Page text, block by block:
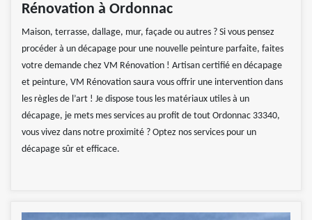
Rénovation à Ordonnac
Maison, terrasse, dallage, mur, façade ou autres ? Si vous pensez
procéder à un décapage pour une nouvelle peinture parfaite, faites
votre demande chez VM Rénovation ! Artisan certifié en décapage
et peinture, VM Rénovation saura vous offrir une intervention dans
les règles de l’art ! Je dispose tous les matériaux utiles à un
décapage, je mets mes services au profit de tout Ordonnac 33340,
vous vivez dans notre proximité ? Optez nos services pour un
décapage sûr et efficace.